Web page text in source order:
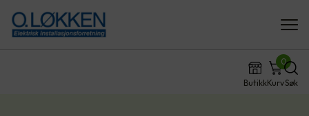
ButikkKurv
0
Søk